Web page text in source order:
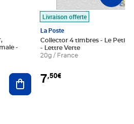
Ajouter au panier
Livraison offerte
La Poste
Collector 4 timbres - Le Petit
- Lettre Verte
20g / France
7,50€